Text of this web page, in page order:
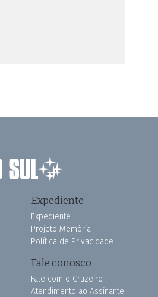
Expediente
Expediente
Projeto Memória
Política de Privacidade
Fale conosco
Fale com o Cruzeiro
Atendimento ao Assinante